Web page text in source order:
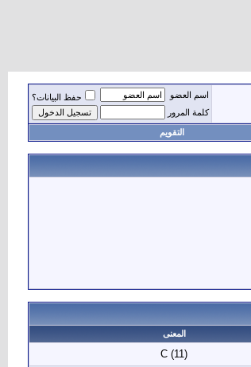
اسم العضو
حفظ البيانات؟
كلمة المرور
التقويم
المعنى
C (11)